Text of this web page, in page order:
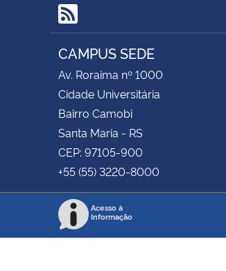
RSS
CAMPUS SEDE
Av. Roraima nº 1000
Cidade Universitária
Bairro Camobi
Santa Maria - RS
CEP: 97105-900
+55 (55) 3220-8000
Acesso à
Informação